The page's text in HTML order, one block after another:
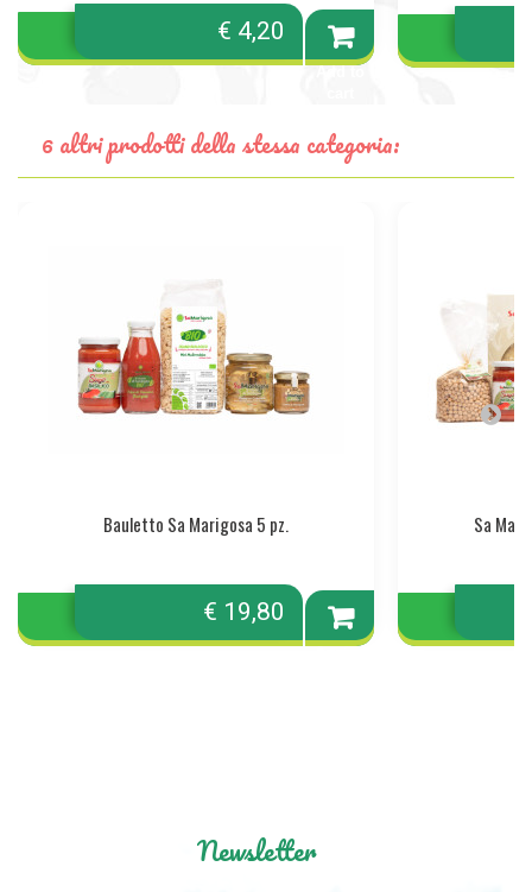
€ 4,20
6 altri prodotti della stessa categoria:
Bauletto Sa Marigosa 5 pz.
€ 19,80
Sa
Newsletter